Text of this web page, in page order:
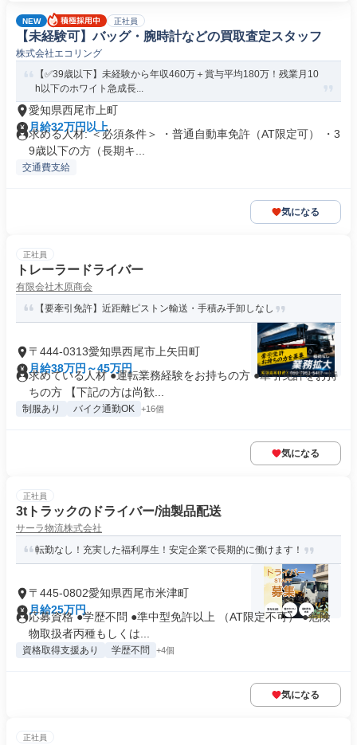
NEW 正社員
【未経験可】バッグ・腕時計などの買取査定スタッフ
株式会社エコリング
【✅39歳以下】未経験から年収460万＋賞与平均180万！残業月10
h以下のホワイト急成長...
愛知県西尾市上町
月給32万円以上
求める人材: ＜必須条件＞ ・普通自動車免許（AT限定可） ・3
9歳以下の方（長期キ...
交通費支給
気になる
正社員
トレーラードライバー
有限会社木原商会
【要牽引免許】近距離ピストン輸送・手積み手卸しなし
〒444-0313愛知県西尾市上矢田町
月給38万円～45万円
求めている人材 ●運転業務経験をお持ちの方 ●牽引免許をお持
ちの方 【下記の方は尚歓...
制服あり バイク通勤OK +16個
気になる
正社員
3tトラックのドライバー/油製品配送
サーラ物流株式会社
転勤なし！充実した福利厚生！安定企業で長期的に働けます！
〒445-0802愛知県西尾市米津町
月給25万円
応募資格 ●学歴不問 ●準中型免許以上 （AT限定不可） ●危険
物取扱者丙種もしくは...
資格取得支援あり 学歴不問 +4個
気になる
正社員